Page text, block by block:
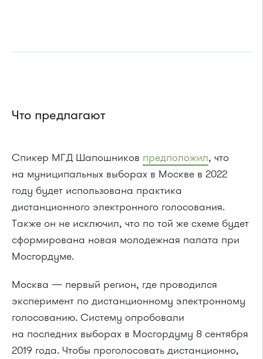
Что предлагают
Спикер МГД Шапошников предположил, что
на муниципальных выборах в Москве в 2022
году будет использована практика
дистанционного электронного голосования.
Также он не исключил, что по той же схеме будет
сформирована новая молодежная палата при
Мосгордуме.
Москва — первый регион, где проводился
эксперимент по дистанционному электронному
голосованию. Систему опробовали
на последних выборах в Мосгордуму 8 сентября
2019 года. Чтобы проголосовать дистанционно,